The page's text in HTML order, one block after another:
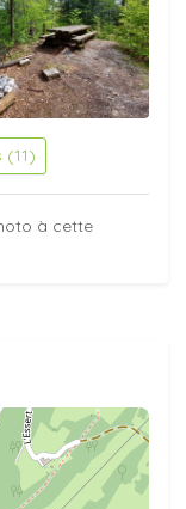
à cette